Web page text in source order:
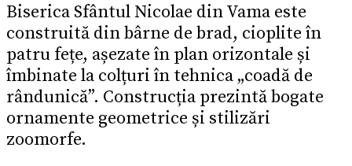
Biserica Sfântul Nicolae din Vama este
construită din bârne de brad, cioplite în
patru fețe, așezate în plan orizontale și
îmbinate la colțuri în tehnica „coadă de
rândunică”. Construcția prezintă bogate
ornamente geometrice și stilizări
zoomorfe.